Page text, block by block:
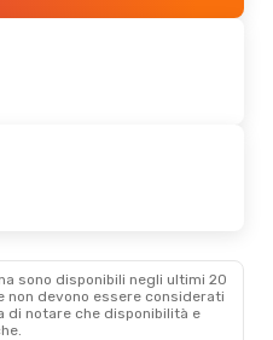
sono disponibili negli ultimi 20
non devono essere considerati
di notare che disponibilità e